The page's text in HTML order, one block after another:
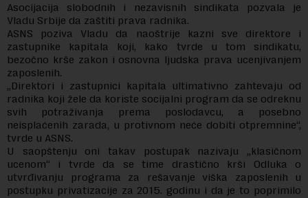
Asocijacija slobodnih i nezavisnih sindikata pozvala je
Vladu Srbije da zaštiti prava radnika.
ASNS poziva Vladu da naoštrije kazni sve direktore i
zastupnike kapitala koji, kako tvrde u tom sindikatu,
bezočno krše zakon i osnovna ljudska prava ucenjivanjem
zaposlenih.
„Direktori i zastupnici kapitala ultimativno zahtevaju od
radnika koji žele da koriste socijalni program da se odreknu
svih potraživanja prema poslodavcu, a posebno
neisplaćenih zarada, u protivnom neće dobiti otpremnine“,
tvrde u ASNS.
U saopštenju oni takav postupak nazivaju „klasičnom
ucenom“ i tvrde da se time drastično krši Odluka o
utvrđivanju programa za rešavanje viška zaposlenih u
postupku privatizacije za 2015. godinu i da je to poprimilo